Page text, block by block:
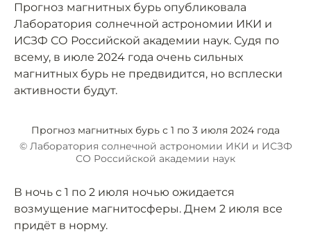
Прогноз магнитных бурь опубликовала
Лаборатория солнечной астрономии ИКИ и
ИСЗФ СО Российской академии наук. Судя по
всему, в июле 2024 года очень сильных
магнитных бурь не предвидится, но всплески
активности будут.
Прогноз магнитных бурь с 1 по 3 июля 2024 года
© Лаборатория солнечной астрономии ИКИ и ИСЗФ
СО Российской академии наук
В ночь с 1 по 2 июля ночью ожидается
возмущение магнитосферы. Днем 2 июля все
придёт в норму.